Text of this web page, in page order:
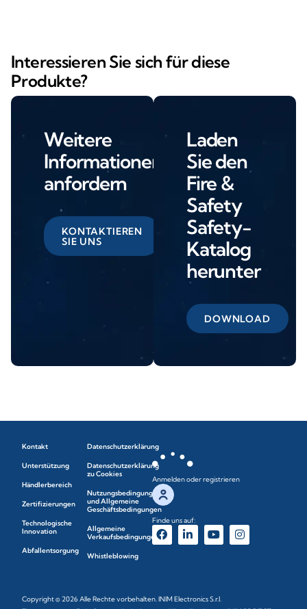
Interessieren Sie sich für diese
Produkte?
Weitere
Informationen
anfordern
KONTAKTIEREN
SIE UNS
Laden
Sie den
Fire &
Safety
Safety-
Katalog
herunter
DOWNLOAD
Kontakt
Unterstützung
Händlerbereich
Zertifizierungen
Technologische
Innovation
Abfallentsorgung
Datenschutzerklärung
Datenschutzerklärung
zu Cookies
Nutzungsbedingungen
und Allgemeine
Geschäftsbedingungen
Allgemeine
Verkaufsbedingungen
Whistleblowing
Anmelden oder registrieren
Finde uns auf:
Copyright © 2026 Alle Rechte vorbehalten. INIM Electronics S.r.l.